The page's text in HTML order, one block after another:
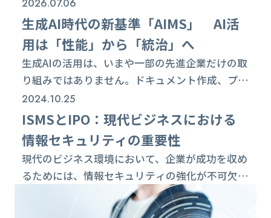
2026.07.06
生成AI時代の新基準「AIMS」 AI活
用は「性能」から「統治」へ
生成AIの活用は、いまや一部の先進企業だけの取
り組みではありません。ドキュメント作成、プロ
グラミング支援、データ分析、カスタマーサポー
ト、マーケティング、社内ナレッジ検索など、AI
は日常業務のさまざまな場面に入り込みつつあり
ます。 一方で、AIの利用が広がるほど、ハルシ
ネーション、機密情報や個人情報の不適切な入
力、学習データに由来するバイアス、著作権・説
明責任・ログ管理など、従来のIT管理だけでは...
2024.10.25
ISMSとIPO：現代ビジネスにおける
情報セキュリティの重要性
現代のビジネス環境において、企業が成功を収め
るためには、情報セキュリティの強化が不可欠で
す。特に、IPO（新規株式公開）を目指す企業に
とって、ISMS（情報セキュリティマネジメント